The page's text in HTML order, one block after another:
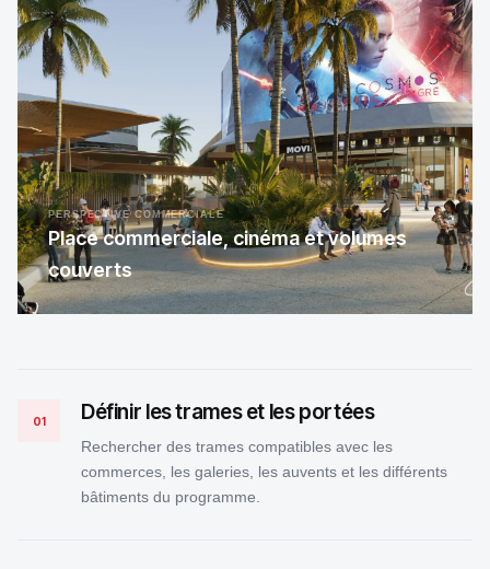
PERSPECTIVE COMMERCIALE
Place commerciale, cinéma et volumes
couverts
01 Définir les trames et les portées
Rechercher des trames compatibles avec les
commerces, les galeries, les auvents et les différents
bâtiments du programme.